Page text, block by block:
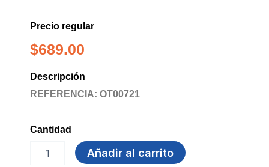
Precio regular
$689.00
Descripción
REFERENCIA: OT00721
Cantidad
PLASTICO
Añadir al carrito